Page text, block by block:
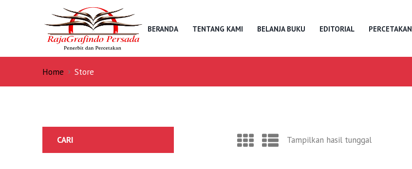
BERANDA TENTANG KAMI BELANJA BUKU EDITORIAL PERCETAKAN
Home Store
Tampilkan hasil tunggal
CARI